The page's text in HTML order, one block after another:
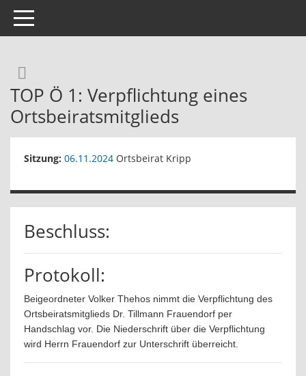
Toggle navigation
TOP Ö 1: Verpflichtung eines
Ortsbeiratsmitglieds
Sitzung: 06.11.2024 Ortsbeirat Kripp
Beschluss:
Protokoll:
Beigeordneter Volker Thehos nimmt die Verpflichtung des
Ortsbeiratsmitglieds Dr. Tillmann Frauendorf per
Handschlag vor. Die Niederschrift über die Verpflichtung
wird Herrn Frauendorf zur Unterschrift überreicht.